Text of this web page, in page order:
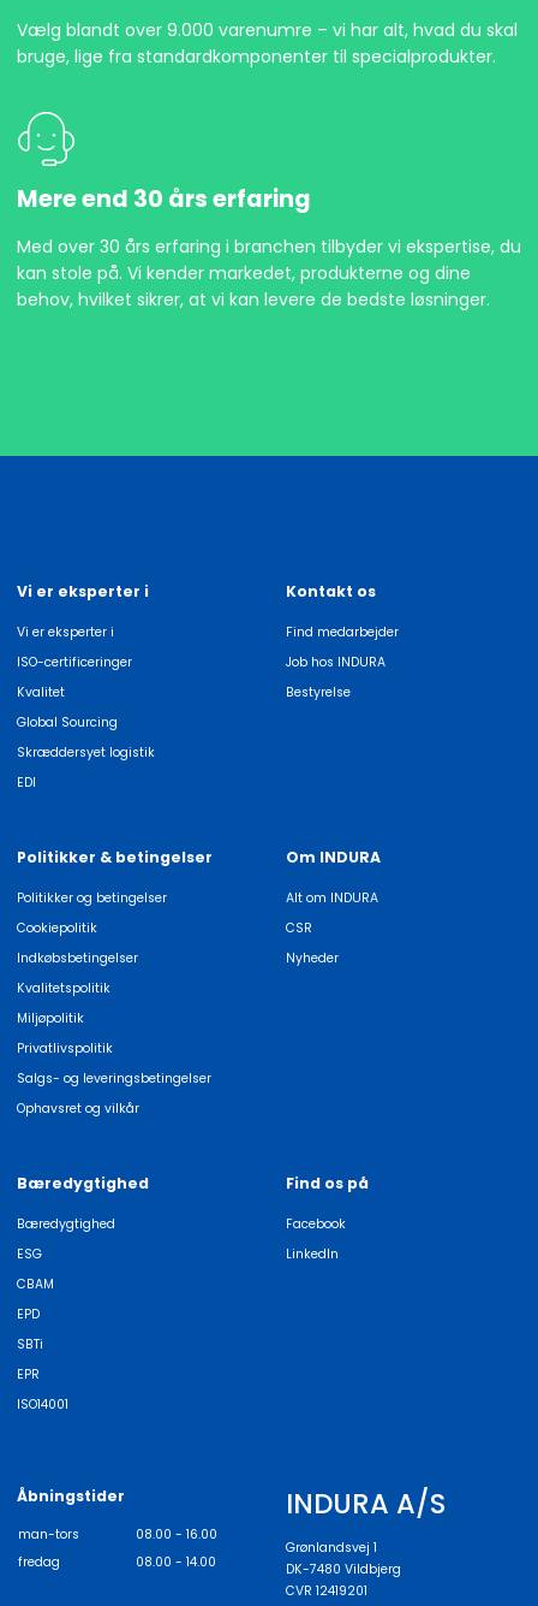
Vælg blandt over 9.000 varenumre – vi har alt, hvad du skal
bruge, lige fra standardkomponenter til specialprodukter.
Mere end 30 års erfaring
Med over 30 års erfaring i branchen tilbyder vi ekspertise, du
kan stole på. Vi kender markedet, produkterne og dine
behov, hvilket sikrer, at vi kan levere de bedste løsninger.
Vi er eksperter i
Vi er eksperter i
ISO-certificeringer
Kvalitet
Global Sourcing
Skræddersyet logistik
EDI
Kontakt os
Find medarbejder
Job hos INDURA
Bestyrelse
Politikker & betingelser
Politikker og betingelser
Cookiepolitik
Indkøbsbetingelser
Kvalitetspolitik
Miljøpolitik
Privatlivspolitik
Salgs- og leveringsbetingelser
Ophavsret og vilkår
Om INDURA
Alt om INDURA
CSR
Nyheder
Bæredygtighed
Bæredygtighed
ESG
CBAM
EPD
SBTi
EPR
ISO14001
Find os på
Facebook
LinkedIn
Åbningstider
man-tors
08.00 - 16.00
fredag
08.00 - 14.00
INDURA A/S
Grønlandsvej 1
DK-7480 Vildbjerg
CVR 12419201